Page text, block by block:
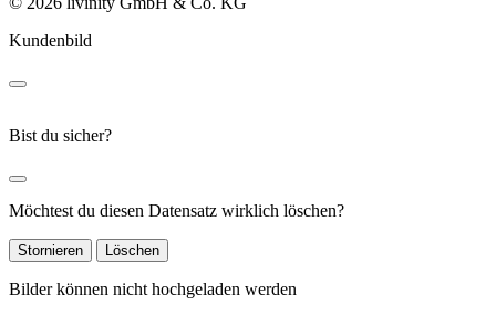
Kundenbild
Bist du sicher?
Möchtest du diesen Datensatz wirklich löschen?
Stornieren Löschen
Bilder können nicht hochgeladen werden